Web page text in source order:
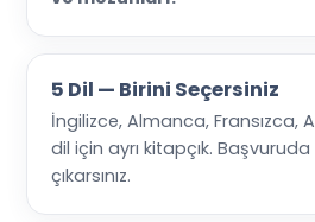
5 Dil — Birini Seçersiniz
İngilizce, Almanca, Fransızca,
dil için ayrı kitapçık.
çıkarsınız.